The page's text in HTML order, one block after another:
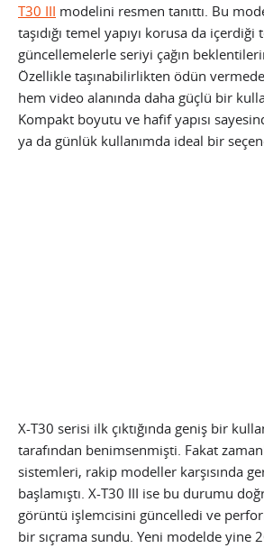
T30 III modelini resmen tanıttı. Bu
taşıdığı temel yapıyı korusa da
güncellemelerle seriyi çağın
Özellikle taşınabilirlikten ödün
hem video alanında daha güçlü bir
Kompakt boyutu ve hafif yapısı
ya da günlük kullanımda ideal bir
X-T30 serisi ilk çıktığında geniş bir
tarafından benimsenmişti. Fakat
sistemleri, rakip modeller karşısında
başlamıştı. X-T30 III ise bu durumu
görüntü işlemcisini güncelledi ve
bir sıçrama sundu. Yeni modelde yine